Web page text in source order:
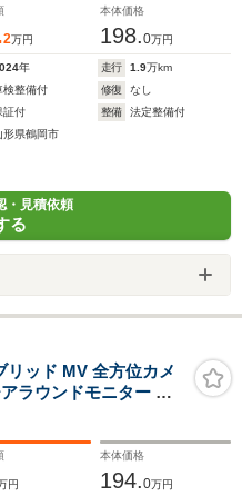
2万円
本体価格
198.0万円
年 走行 1.9万km
検整備付 修復
なし
証付 整備
法定整備付
形県鶴岡市
・見積依頼
る
ッド MV 全方位カメ
ラウンドモニター 両
ィブクルーズコントロ
止装置 衝突被害軽減ブ
円
本体価格
194.0万円